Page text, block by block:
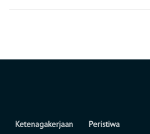
Ketenagakerjaan
Peristiwa